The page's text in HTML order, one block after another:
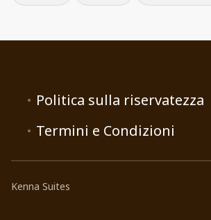
Politica sulla riservatezza
Termini e Condizioni
Kenna Suites